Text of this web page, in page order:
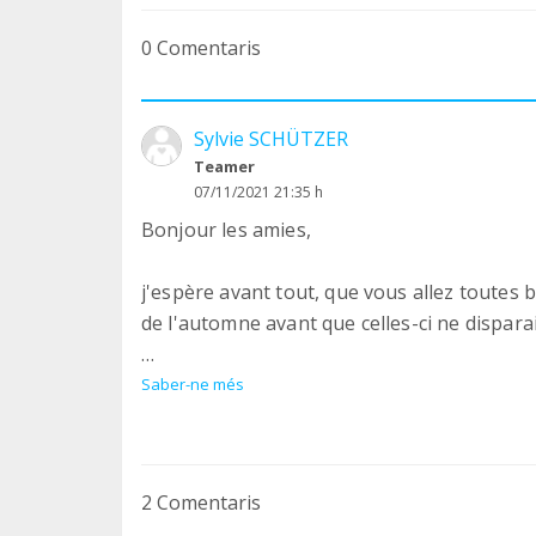
0 Comentaris
Sylvie SCHÜTZER
Teamer
07/11/2021 21:35 h
Bonjour les amies,
j'espère avant tout, que vous allez toutes
de l'automne avant que celles-ci ne
Avec le froid qui arrive, les pellets sont
tombe bien car l'asso Les Ailes de Mitzie,
1 tonne de pellets est nécessaire toutes
Saber-ne més
2 Comentaris